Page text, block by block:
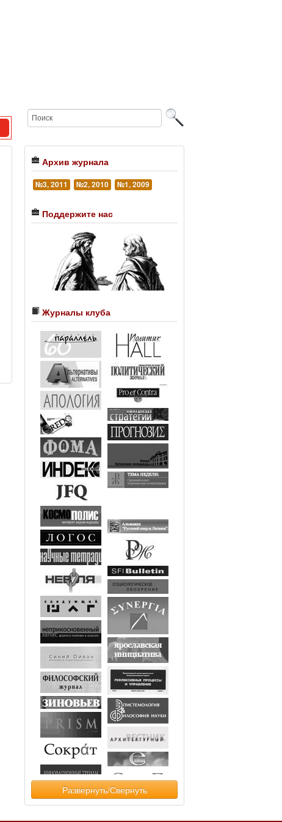
Архив журнала
№3, 2011 №2, 2010 №1, 2009
Поддержите нас
Журналы клуба
Развернуть/Свернуть